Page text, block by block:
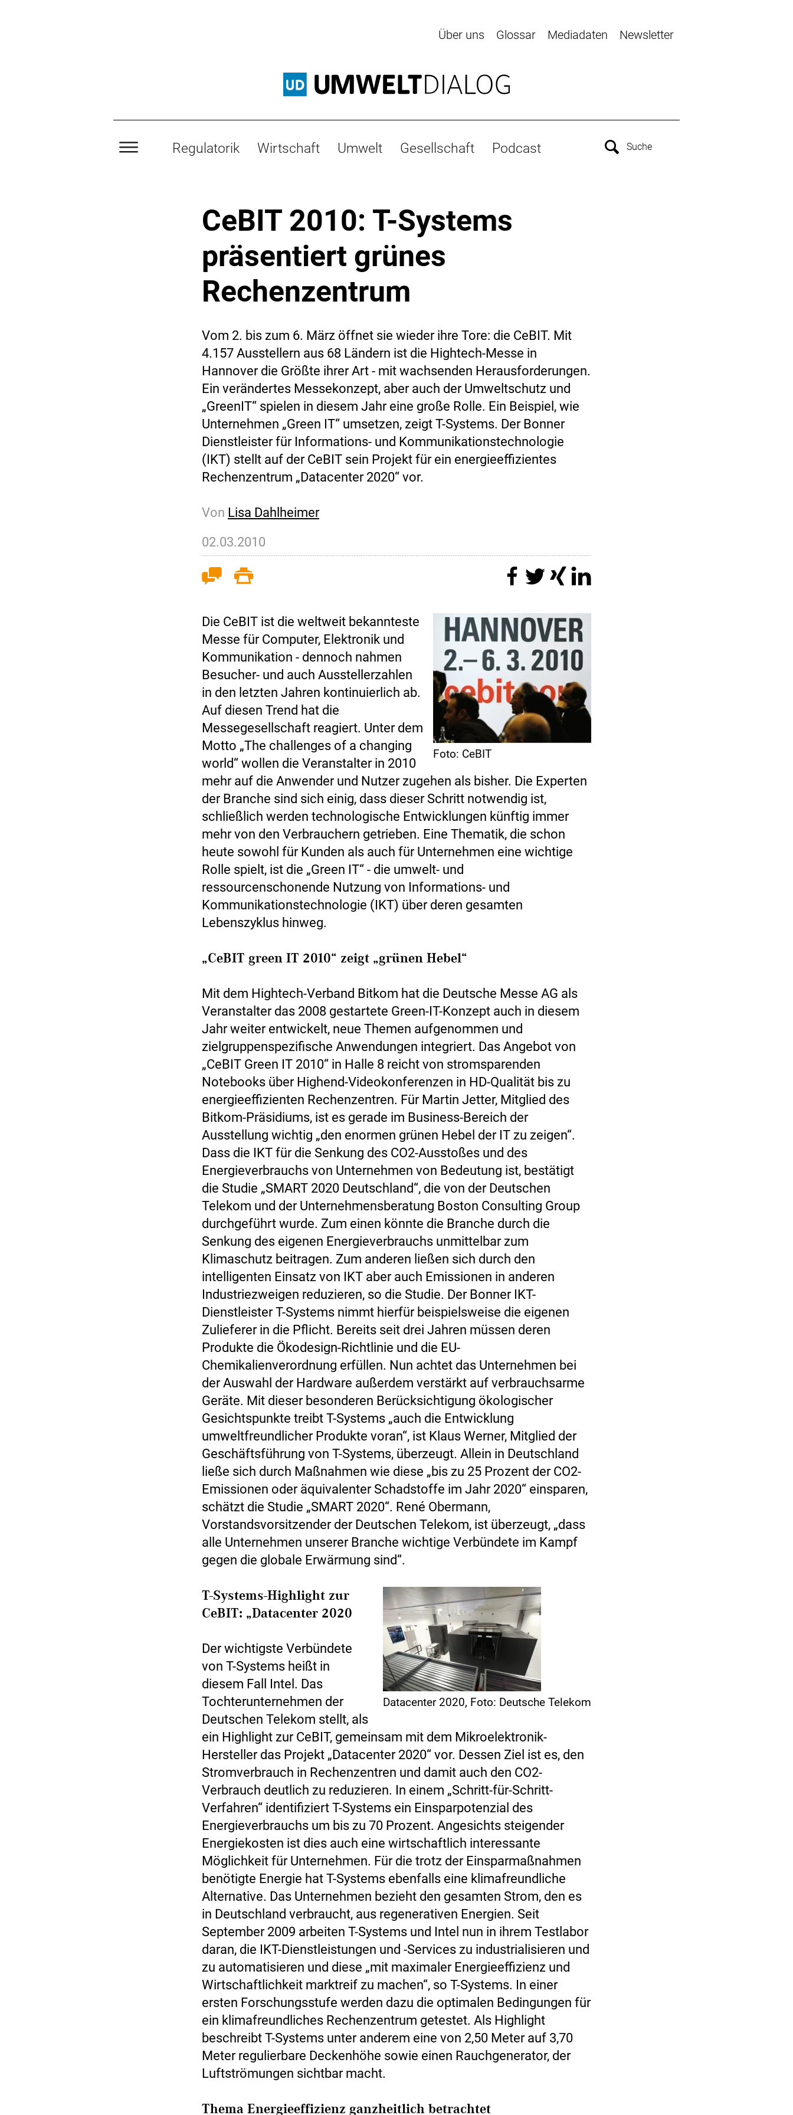
Über uns Glossar Mediadaten Newsletter
Regulatorik Wirtschaft Umwelt Gesellschaft Podcast
CeBIT 2010: T-Systems
präsentiert grünes
Rechenzentrum
Vom 2. bis zum 6. März öffnet sie wieder ihre Tore: die CeBIT. Mit
4.157 Ausstellern aus 68 Ländern ist die Hightech-Messe in
Hannover die Größte ihrer Art - mit wachsenden Herausforderungen.
Ein verändertes Messekonzept, aber auch der Umweltschutz und
„GreenIT“ spielen in diesem Jahr eine große Rolle. Ein Beispiel, wie
Unternehmen „Green IT“ umsetzen, zeigt T-Systems. Der Bonner
Dienstleister für Informations- und Kommunikationstechnologie
(IKT) stellt auf der CeBIT sein Projekt für ein energieeffizientes
Rechenzentrum „Datacenter 2020“ vor.
Von Lisa Dahlheimer
02.03.2010
Foto: CeBIT
Die CeBIT ist die weltweit bekannteste
Messe für Computer, Elektronik und
Kommunikation - dennoch nahmen
Besucher- und auch Ausstellerzahlen
in den letzten Jahren kontinuierlich ab.
Auf diesen Trend hat die
Messegesellschaft reagiert. Unter dem
Motto „The challenges of a changing
world“ wollen die Veranstalter in 2010
mehr auf die Anwender und Nutzer zugehen als bisher. Die Experten
der Branche sind sich einig, dass dieser Schritt notwendig ist,
schließlich werden technologische Entwicklungen künftig immer
mehr von den Verbrauchern getrieben. Eine Thematik, die schon
heute sowohl für Kunden als auch für Unternehmen eine wichtige
Rolle spielt, ist die „Green IT“ - die umwelt- und
ressourcenschonende Nutzung von Informations- und
Kommunikationstechnologie (IKT) über deren gesamten
Lebenszyklus hinweg.
„CeBIT green IT 2010“ zeigt „grünen Hebel“
Mit dem Hightech-Verband Bitkom hat die Deutsche Messe AG als
Veranstalter das 2008 gestartete Green-IT-Konzept auch in diesem
Jahr weiter entwickelt, neue Themen aufgenommen und
zielgruppenspezifische Anwendungen integriert. Das Angebot von
„CeBIT Green IT 2010“ in Halle 8 reicht von stromsparenden
Notebooks über Highend-Videokonferenzen in HD-Qualität bis zu
energieeffizienten Rechenzentren. Für Martin Jetter, Mitglied des
Bitkom-Präsidiums, ist es gerade im Business-Bereich der
Ausstellung wichtig „den enormen grünen Hebel der IT zu zeigen“.
Dass die IKT für die Senkung des CO2-Ausstoßes und des
Energieverbrauchs von Unternehmen von Bedeutung ist, bestätigt
die Studie „SMART 2020 Deutschland“, die von der Deutschen
Telekom und der Unternehmensberatung Boston Consulting Group
durchgeführt wurde. Zum einen könnte die Branche durch die
Senkung des eigenen Energieverbrauchs unmittelbar zum
Klimaschutz beitragen. Zum anderen ließen sich durch den
intelligenten Einsatz von IKT aber auch Emissionen in anderen
Industriezweigen reduzieren, so die Studie. Der Bonner IKT-
Dienstleister T-Systems nimmt hierfür beispielsweise die eigenen
Zulieferer in die Pflicht. Bereits seit drei Jahren müssen deren
Produkte die Ökodesign-Richtlinie und die EU-
Chemikalienverordnung erfüllen. Nun achtet das Unternehmen bei
der Auswahl der Hardware außerdem verstärkt auf verbrauchsarme
Geräte. Mit dieser besonderen Berücksichtigung ökologischer
Gesichtspunkte treibt T-Systems „auch die Entwicklung
umweltfreundlicher Produkte voran“, ist Klaus Werner, Mitglied der
Geschäftsführung von T-Systems, überzeugt. Allein in Deutschland
ließe sich durch Maßnahmen wie diese „bis zu 25 Prozent der CO2-
Emissionen oder äquivalenter Schadstoffe im Jahr 2020“ einsparen,
schätzt die Studie „SMART 2020“. René Obermann,
Vorstandsvorsitzender der Deutschen Telekom, ist überzeugt, „dass
alle Unternehmen unserer Branche wichtige Verbündete im Kampf
gegen die globale Erwärmung sind“.
Datacenter 2020, Foto: Deutsche Telekom
T-Systems-Highlight zur
CeBIT: „Datacenter 2020
Der wichtigste Verbündete
von T-Systems heißt in
diesem Fall Intel. Das
Tochterunternehmen der
Deutschen Telekom stellt, als
ein Highlight zur CeBIT, gemeinsam mit dem Mikroelektronik-
Hersteller das Projekt „Datacenter 2020“ vor. Dessen Ziel ist es, den
Stromverbrauch in Rechenzentren und damit auch den CO2-
Verbrauch deutlich zu reduzieren. In einem „Schritt-für-Schritt-
Verfahren“ identifiziert T-Systems ein Einsparpotenzial des
Energieverbrauchs um bis zu 70 Prozent. Angesichts steigender
Energiekosten ist dies auch eine wirtschaftlich interessante
Möglichkeit für Unternehmen. Für die trotz der Einsparmaßnahmen
benötigte Energie hat T-Systems ebenfalls eine klimafreundliche
Alternative. Das Unternehmen bezieht den gesamten Strom, den es
in Deutschland verbraucht, aus regenerativen Energien. Seit
September 2009 arbeiten T-Systems und Intel nun in ihrem Testlabor
daran, die IKT-Dienstleistungen und -Services zu industrialisieren und
zu automatisieren und diese „mit maximaler Energieeffizienz und
Wirtschaftlichkeit marktreif zu machen“, so T-Systems. In einer
ersten Forschungsstufe werden dazu die optimalen Bedingungen für
ein klimafreundliches Rechenzentrum getestet. Als Highlight
beschreibt T-Systems unter anderem eine von 2,50 Meter auf 3,70
Meter regulierbare Deckenhöhe sowie einen Rauchgenerator, der
Luftströmungen sichtbar macht.
Thema Energieeffizienz ganzheitlich betrachtet